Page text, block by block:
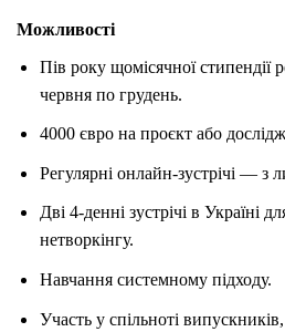
Можливості
Пів року щомісячної стипендії
червня по грудень.
4000 євро на проєкт або
Регулярні онлайн-зустрічі — з
Дві 4-денні зустрічі в Україні
нетворкінгу.
Навчання системному підходу.
Участь у спільноті